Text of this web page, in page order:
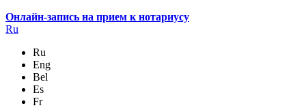
Онлайн-запись на прием к нотариусу
Ru
Ru
Eng
Bel
Es
Fr